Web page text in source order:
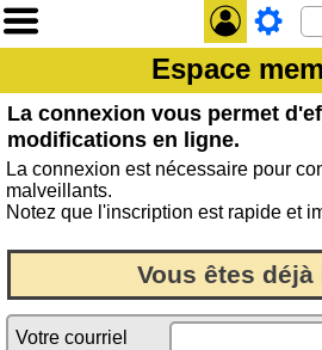
Espace
La connexion vous permet
modifications en ligne.
La connexion est nécessaire pour
malveillants.
Notez que l'inscription est rapide et
Vous êtes
Votre courriel